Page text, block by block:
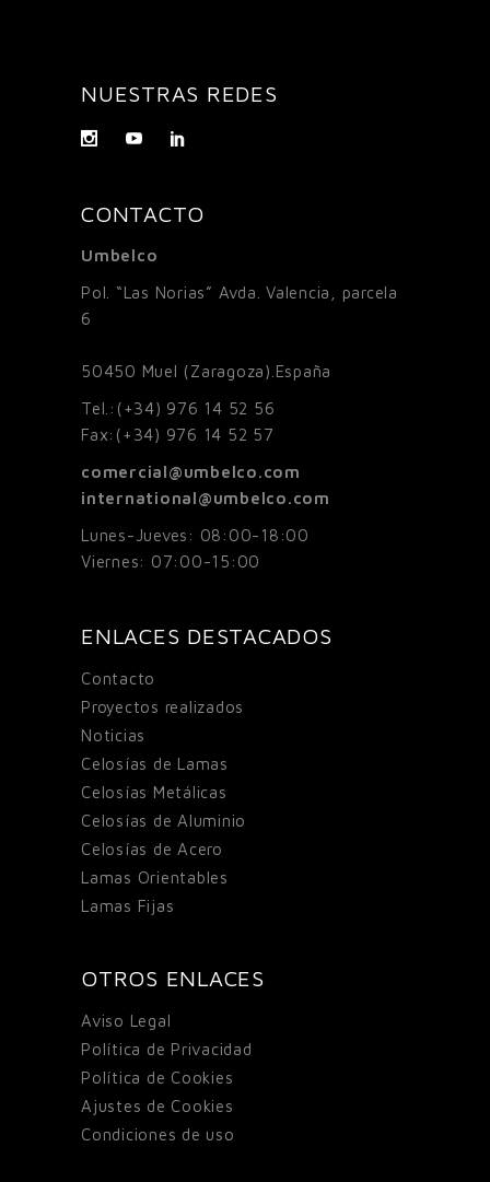
NUESTRAS REDES
CONTACTO
Umbelco
Pol. “Las Norias” Avda. Valencia, parcela
6
50450 Muel (Zaragoza).España
Tel.: (+34) 976 14 52 56
Fax: (+34) 976 14 52 57
comercial@umbelco.com
international@umbelco.com
Lunes-Jueves: 08:00-18:00
Viernes: 07:00-15:00
ENLACES DESTACADOS
Contacto
Proyectos realizados
Noticias
Celosías de Lamas
Celosías Metálicas
Celosías de Aluminio
Celosías de Acero
Lamas Orientables
Lamas Fijas
OTROS ENLACES
Aviso Legal
Política de Privacidad
Política de Cookies
Ajustes de Cookies
Condiciones de uso